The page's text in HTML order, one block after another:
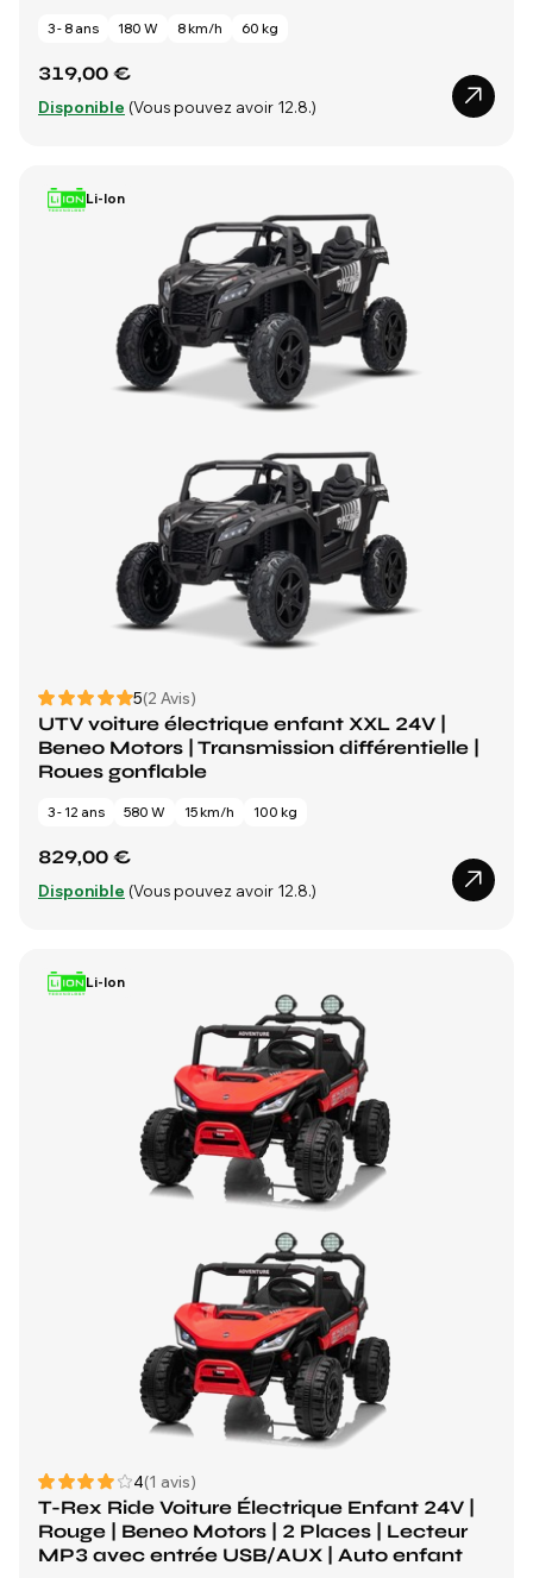
3 - 8 ans 180 W 8 km/h 60 kg
319,00 €
Disponible (Vous pouvez avoir 12.8.)
Li-Ion
5(2 Avis)
UTV voiture électrique enfant XXL 24V |
Beneo Motors | Transmission différentielle |
Roues gonflable
3 - 12 ans 580 W 15 km/h 100 kg
829,00 €
Disponible (Vous pouvez avoir 12.8.)
Li-Ion
4(1 avis)
T-Rex Ride Voiture Électrique Enfant 24V |
Rouge | Beneo Motors | 2 Places | Lecteur
MP3 avec entrée USB/AUX | Auto enfant